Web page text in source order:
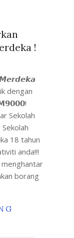
!
dengan
Sekolah
18 tahun
anda!!!
borang